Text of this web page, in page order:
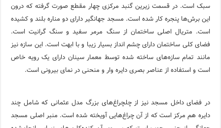
سبک است. در قسمت زیرین گنبد مرکزی چهار مقطع صورت گرفته که درون
این برش‌ها پنجره کار شده است. مسجد جهانگیر دارای دو مناره بلند و کشیده
است. متریال اصلی ساختمان از سنگ مرمر سفید و سنگ گرانیت است.
فضای کلی ساختمان دارای چشم انداز بسیار زیبا و با ابهت است. این سازه نیز
مانند تمام سازه‌های ساخته شده توسط معمار سینان دارای یک رویه خاص
است و استفاده از عناصر بصری دایره وار و منحنی در نمای بیرونی است.
در فضای داخل مسجد نیز از چلچراغ‌های بزرگ مدل عثمانی که شامل چند
دایره هم مرکز است که از آن چراغ‌هایی آویخته شده است. منبر اصلی مسجد